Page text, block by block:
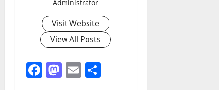
Administrator
Visit Website
View All Posts
Facebook
Mastodon
Email